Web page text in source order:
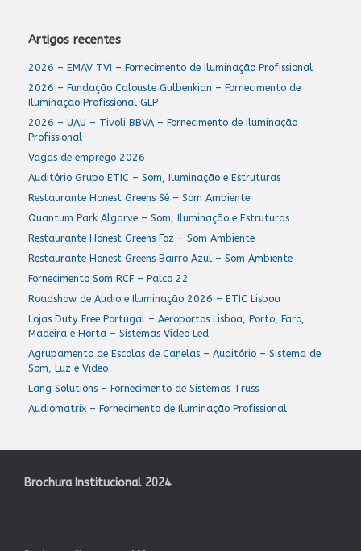
Artigos recentes
2026 – EMAV TVI – Fornecimento de Iluminação Profissional
2026 – Fundação Calouste Gulbenkian – Fornecimento de
Iluminação Profissional GLP
2026 – UAU – Tivoli BBVA – Fornecimento de Iluminação
Profissional
Vagas de emprego 2026
Auditório Grupo ETIC – Som, Iluminação e Estruturas
Restaurante Honest Greens Sé – Som Ambiente
Quantum Park Algarve – Som, Iluminação e Estruturas
Restaurante Honest Greens Foz – Som Ambiente
Restaurante Honest Greens Bairro Azul – Som Ambiente
Fornecimento Som RCF – Palco 22
Roadshow de Audio e Iluminação 2026 – ETIC Lisboa
Lojas Duty Free Portugal – Aeroportos Lisboa, Porto, Faro,
Madeira e Horta – Sistemas Video Led
Agrupamento de Escolas de Canelas – Auditório – Sistema de
Som, Luz e Video
Lang Solutions – Fornecimento de Sistemas Truss
Audiomatrix – Fornecimento de Iluminação Profissional
Brochura Institucional 2024